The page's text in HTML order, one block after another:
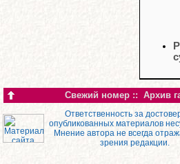
Свежий номер :: Архив
Ответственность за
опубликованных материалов
Мнение автора не всегда
зрения редакции.